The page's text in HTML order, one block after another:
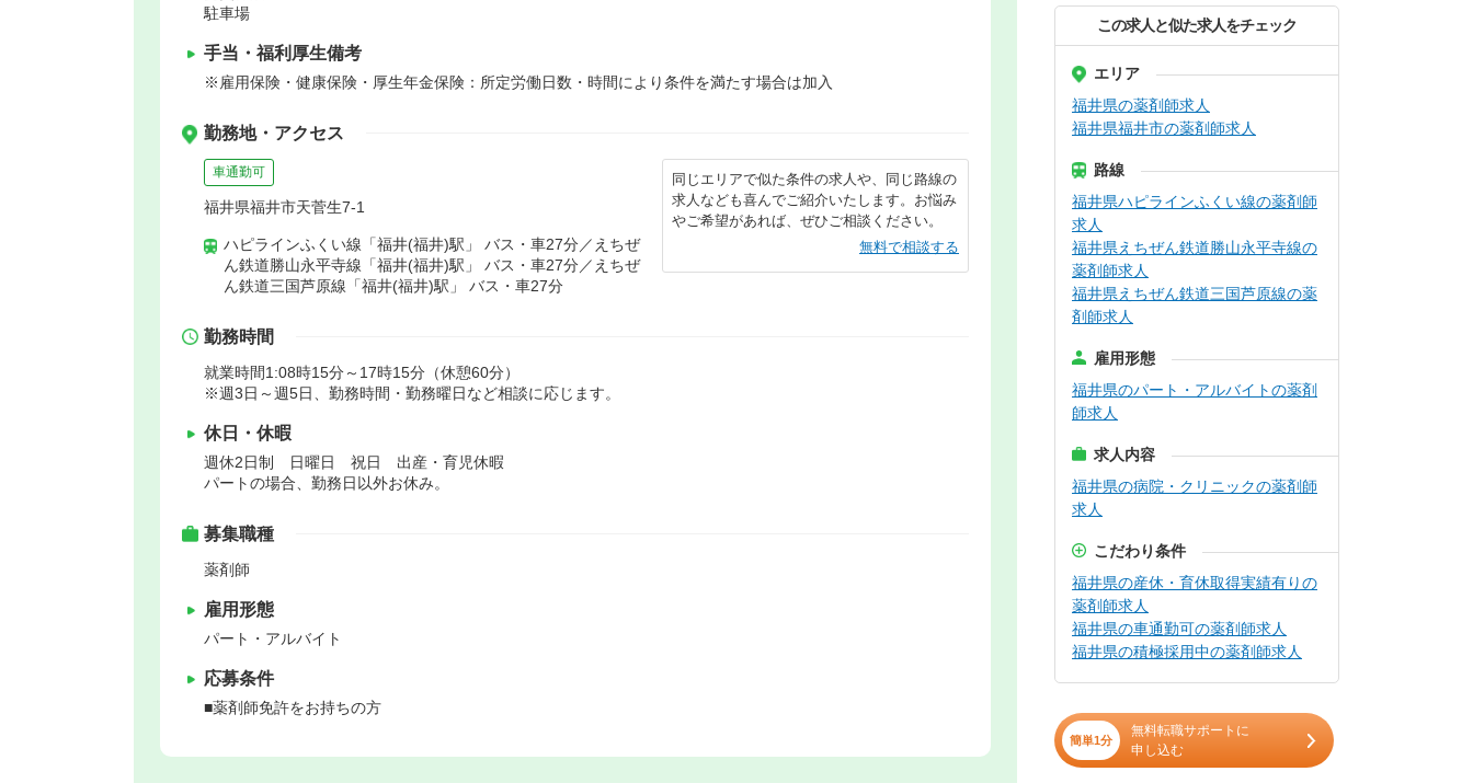
駐車場
手当・福利厚生備考
※雇用保険・健康保険・厚生年金保険：所定労働日数・時間により条件を満たす場合は加入
勤務地・アクセス
車通勤可
福井県福井市天菅生7-1
ハピラインふくい線「福井(福井)駅」 バス・車27分／えちぜ
ん鉄道勝山永平寺線「福井(福井)駅」 バス・車27分／えちぜ
ん鉄道三国芦原線「福井(福井)駅」 バス・車27分
同じエリアで似た条件の求人や、同じ路線の
求人なども喜んでご紹介いたします。お悩み
やご希望があれば、ぜひご相談ください。
無料で相談する
勤務時間
就業時間1:08時15分～17時15分（休憩60分）
※週3日～週5日、勤務時間・勤務曜日など相談に応じます。
休日・休暇
週休2日制 日曜日 祝日 出産・育児休暇
パートの場合、勤務日以外お休み。
募集職種
薬剤師
雇用形態
パート・アルバイト
応募条件
■薬剤師免許をお持ちの方
この求人と似た求人をチェック
エリア
福井県の薬剤師求人
福井県福井市の薬剤師求人
路線
福井県ハピラインふくい線の薬剤師
求人
福井県えちぜん鉄道勝山永平寺線の
薬剤師求人
福井県えちぜん鉄道三国芦原線の薬
剤師求人
雇用形態
福井県のパート・アルバイトの薬剤
師求人
求人内容
福井県の病院・クリニックの薬剤師
求人
こだわり条件
福井県の産休・育休取得実績有りの
薬剤師求人
福井県の車通勤可の薬剤師求人
福井県の積極採用中の薬剤師求人
簡単1分
無料転職サポートに
申し込む